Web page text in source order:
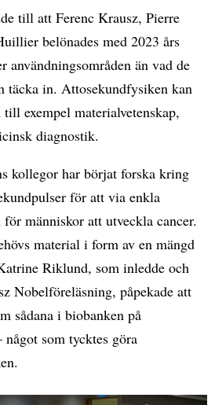
till att Ferenc Krausz, Pierre
belönades med 2023 års
användningsområden än vad de
täcka in. Attosekundfysiken kan
exempel materialvetenskap,
diagnostik.
kollegor har börjat forska kring
för att via enkla
människor att utveckla cancer.
material i form av en mängd
Riklund, som inledde och
Nobelföreläsning, påpekade att
sådana i biobanken på
som tycktes göra